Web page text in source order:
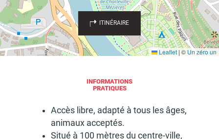
Demande de panneaux
Offres d'emploi
Pré-déclarer un sinistre Mon logement sécurisé
Leaflet | © Un zéro un
ITINÉRAIRE
INFORMATIONS
PRATIQUES
Accès libre, adapté à tous les âges,
animaux accep­tés.
Situé à 100 mètres du centre-ville,